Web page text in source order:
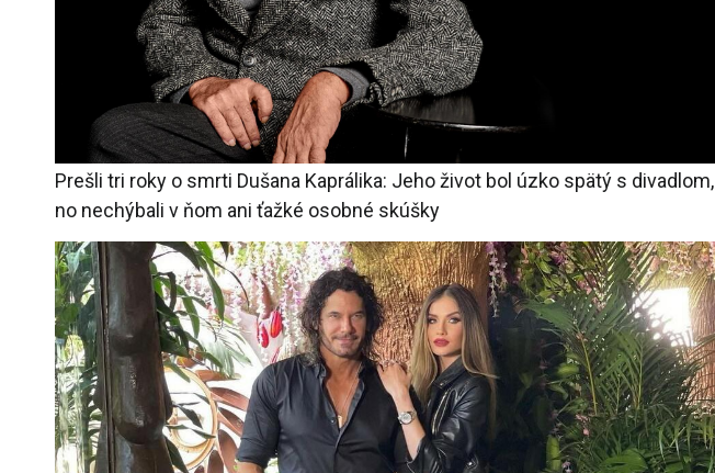
Prešli tri roky o smrti Dušana Kaprálika: Jeho život bol úzko spätý s divadlom,
no nechýbali v ňom ani ťažké osobné skúšky